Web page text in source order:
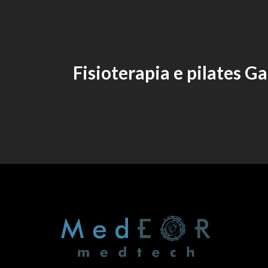
Fisioterapia e pilates